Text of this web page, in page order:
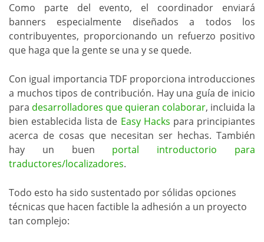
Como parte del evento, el coordinador enviará
banners especialmente diseñados a todos los
contribuyentes, proporcionando un refuerzo positivo
que haga que la gente se una y se quede.
Con igual importancia TDF proporciona introducciones
a muchos tipos de contribución. Hay una guía de inicio
para desarrolladores que quieran colaborar, incluida la
bien establecida lista de Easy Hacks para principiantes
acerca de cosas que necesitan ser hechas. También
hay un buen portal introductorio para
traductores/localizadores.
Todo esto ha sido sustentado por sólidas opciones
técnicas que hacen factible la adhesión a un proyecto
tan complejo: